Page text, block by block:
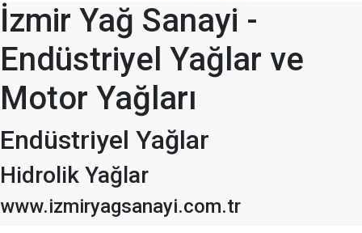
İzmir Yağ Sanayi -
Endüstriyel Yağlar ve
Motor Yağları
Endüstriyel Yağlar
Hidrolik Yağlar
www.izmiryagsanayi.com.tr